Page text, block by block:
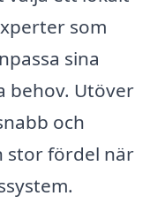
som
sina
behov. Utöver
och
stor fördel när